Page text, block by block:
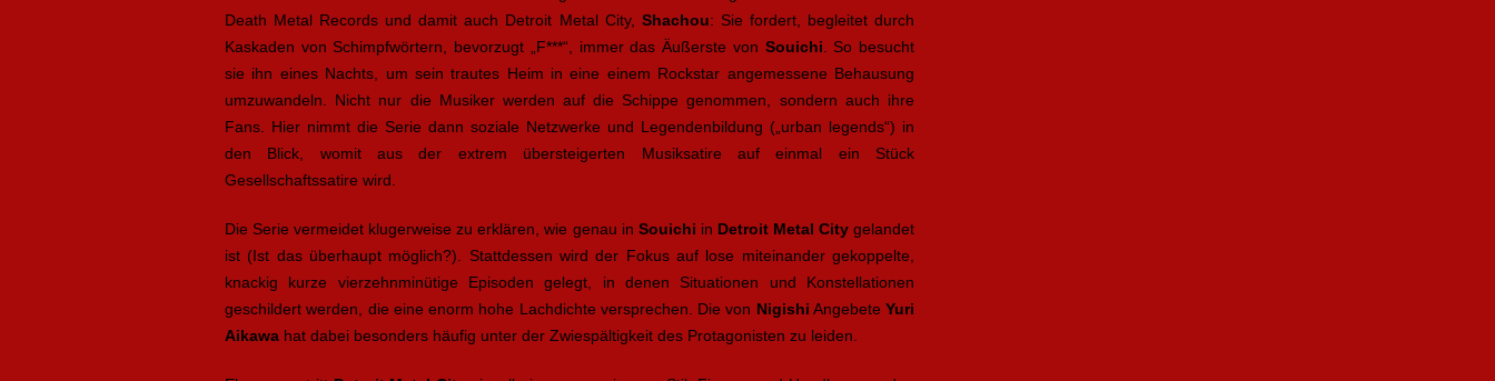
Death Metal Records und damit auch Detroit Metal City, Shachou: Sie fordert, begleitet durch
Kaskaden von Schimpfwörtern, bevorzugt „F***“, immer das Äußerste von Souichi . So besucht
sie ihn eines Nachts, um sein trautes Heim in eine einem Rockstar angemessene Behausung
umzuwandeln. Nicht nur die Musiker werden auf die Schippe genommen, sondern auch ihre
Fans. Hier nimmt die Serie dann soziale Netzwerke und Legendenbildung („urban legends“) in
den Blick, womit aus der extrem übersteigerten Musiksatire auf einmal ein Stück
Gesellschaftssatire wird.
Die Serie vermeidet klugerweise zu erklären, wie genau in Souichi in Detroit Metal Citygelandet
ist (Ist das überhaupt möglich?). Stattdessen wird der Fokus auf lose miteinander gekoppelte,
knackig kurze vierzehnminütige Episoden gelegt, in denen Situationen und Konstellationen
geschildert werden, die eine enorm hohe Lachdichte versprechen. Die von Nigishi Angebete Yuri
Aikawa hat dabei besonders häufig unter der Zwiespältigkeit des Protagonisten zu leiden.